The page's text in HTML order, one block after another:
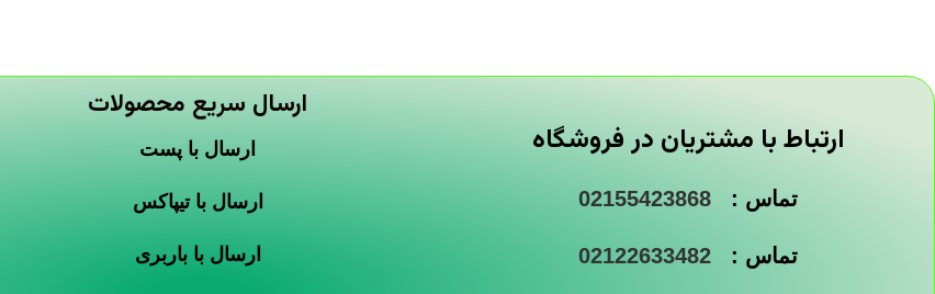
ارتباط با مشتریان در فروشگاه
تماس : 02155423868
تماس : 02122633482
ارسال سریع محصولات
ارسال با پست
ارسال با تیپاکس
ارسال با باربری